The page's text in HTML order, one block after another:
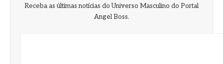
Receba as últimas notícias do Universo Masculino do Portal
Angel Boss.